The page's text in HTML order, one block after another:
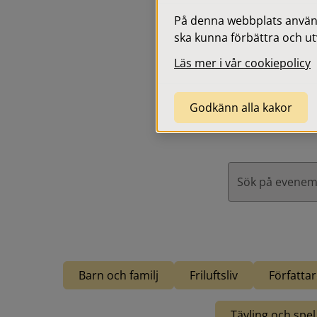
Innan du skickar in ett
Barn och familj
Friluftsliv
På denna webbplats
ska kunna förbättra och
Läs mer i vår cookiepolicy
Godkänn alla kakor